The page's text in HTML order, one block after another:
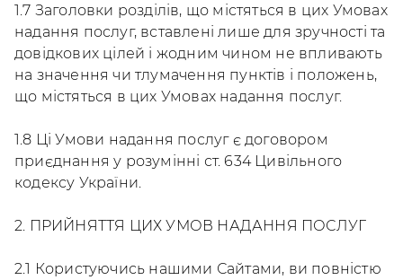
1.7 Заголовки розділів, що містяться в цих Умовах
надання послуг, вставлені лише для зручності та
довідкових цілей і жодним чином не впливають
на значення чи тлумачення пунктів і положень,
що містяться в цих Умовах надання послуг.
1.8 Ці Умови надання послуг є договором
приєднання у розумінні ст. 634 Цивільного
кодексу України.
2. ПРИЙНЯТТЯ ЦИХ УМОВ НАДАННЯ ПОСЛУГ
2.1 Користуючись нашими Сайтами, ви повністю